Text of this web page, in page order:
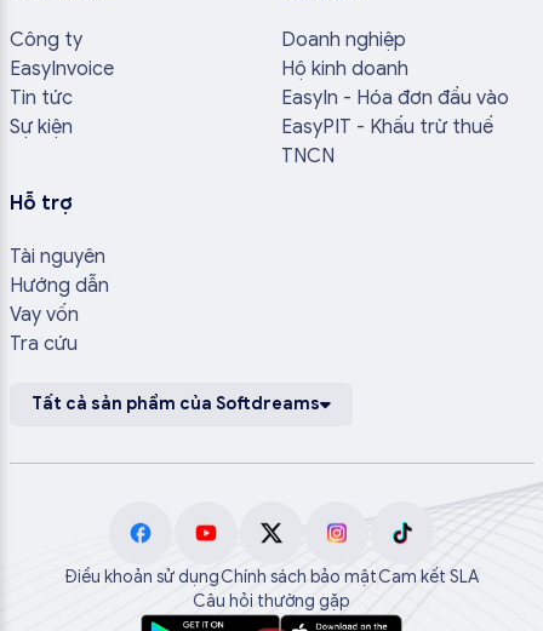
Công ty
EasyInvoice
Tin tức
Sự kiện
Doanh nghiệp
Hộ kinh doanh
EasyIn - Hóa đơn đầu vào
EasyPIT - Khấu trừ thuế
TNCN
Hỗ trợ
Tài nguyên
Hướng dẫn
Vay vốn
Tra cứu
Tất cả sản phẩm của Softdreams
Điều khoản sử dụngChính sách bảo mậtCam kết SLA
Câu hỏi thường gặp